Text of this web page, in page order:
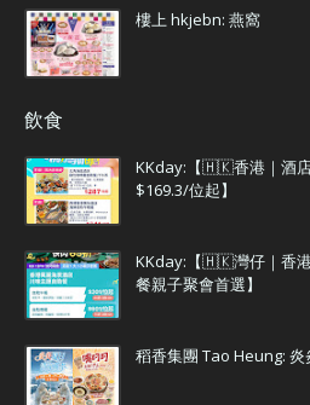
樓上 hkjebn: 燕窩
飲食
KKday:【🇭🇰香港｜酒
$169.3/位起】
KKday:【🇭🇰灣仔｜香
餐親子聚會首選】
稻香集團 Tao Heung: